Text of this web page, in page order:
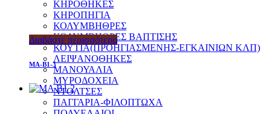
ΚΗΡΟΘΗΚΕΣ
ΚΗΡΟΠΗΓΙΑ
ΚΟΛΥΜΒΗΘΡΕΣ
ΚΟΛΥΜΒΗΘΡΕΣ ΒΑΠΤΙΣΗΣ
ΚΟΥΤΙΑ(ΠΡΟΗΓΙΑΣΜΕΝΗΣ-ΕΓΚΑΙΝΙΩΝ ΚΛΠ)
ΛΕΙΨΑΝΟΘΗΚΕΣ
ΜΑΝΟΥΑΛΙΑ
ΜΥΡΟΔΟΧΕΙΑ
ΝΤΟΛΤΣΕΣ
ΠΑΓΓΑΡΙΑ-ΦΙΛΟΠΤΩΧΑ
Διαβάστε περισσότερα
MA-B1-3